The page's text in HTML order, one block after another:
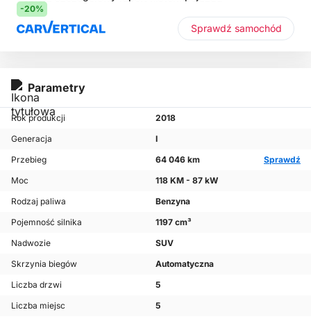
-20%
Sprawdź samochód
Parametry
Rok produkcji
2018
Generacja
I
Przebieg
64 046 km
Sprawdź
Moc
118 KM - 87 kW
Rodzaj paliwa
Benzyna
Pojemność silnika
1197 cm³
Nadwozie
SUV
Skrzynia biegów
Automatyczna
Liczba drzwi
5
Liczba miejsc
5